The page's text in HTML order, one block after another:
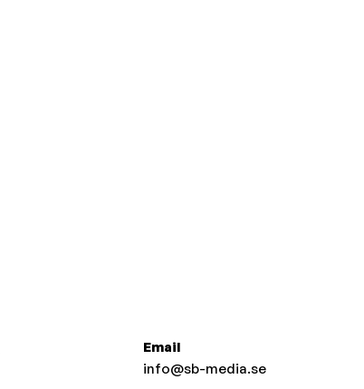
Email
info@sb-media.se